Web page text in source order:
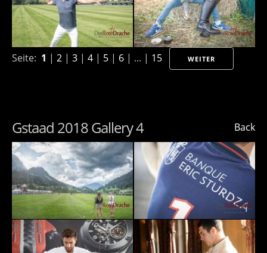
Seite: 1 | 2 | 3 | 4 | 5 | 6 | ... | 15 WEITER
Back
Gstaad 2018 Gallery 4